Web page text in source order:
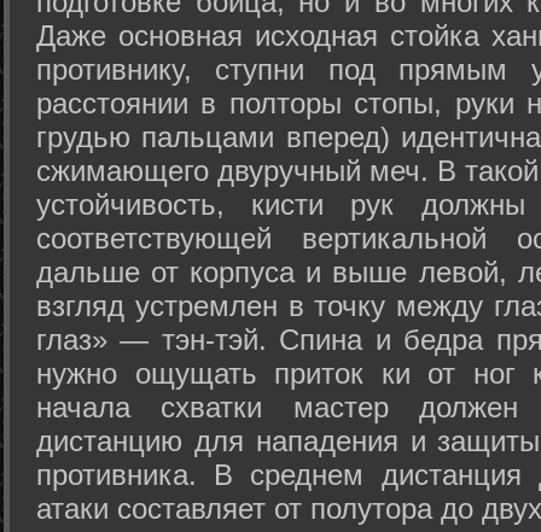
Даже основная исходная стойка
противнику, ступни под прямым
расстоянии в полторы стопы, руки
грудью пальцами вперед)
сжимающего двуручный меч. В
устойчивость, кисти рук
соответствующей
дальше от корпуса и выше левой,
взгляд устремлен в точку между
глаз» — тэн-тэй. Спина и бедра
нужно ощущать приток ки от
начала схватки мастер должен
дистанцию для нападения и
противника. В среднем
атаки составляет от полутора до